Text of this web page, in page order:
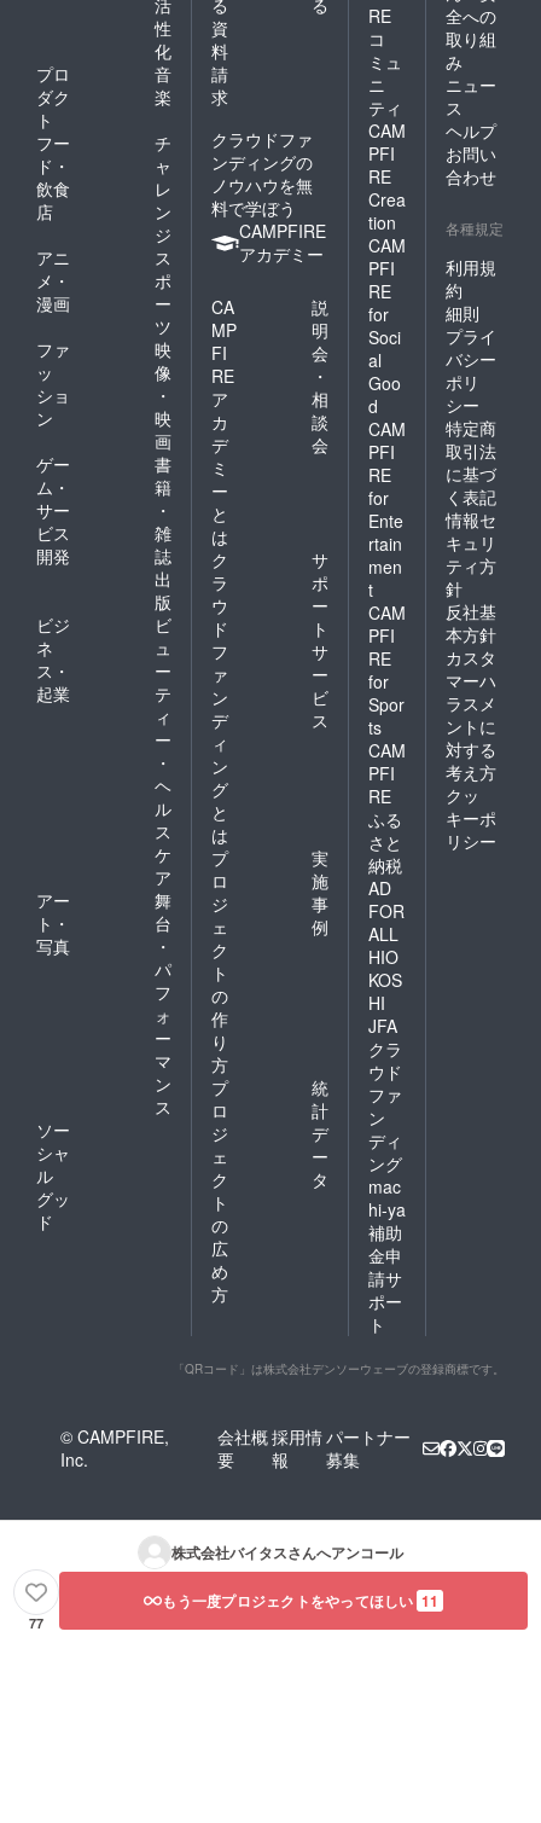
活
性
化
プロ
ダク
ト
音
楽
フー
ド・
飲食
店
チ
ャ
レ
ン
ジ
アニ
メ・
漫画
ス
ポ
ー
ツ
ファ
ッ
ショ
ン
映
像
・
映
画
ゲー
ム・
サー
ビス
開発
書
籍
・
雑
誌
出
版
ビジ
ネ
ス・
起業
ビ
ュ
ー
テ
ィ
ー
・
ヘ
ル
ス
ケ
ア
アー
ト・
写真
舞
台
・
パ
フ
ォ
ー
マ
ン
ス
ソー
シャ
ル
グッ
ド
る
る
資
料
請
求
クラウドファ
ンディングの
ノウハウを無
料で学ぼう
CAMPFIRE
アカデミー
CA
MP
FI
RE
ア
カ
デ
ミ
ー
と
は
説
明
会
・
相
談
会
ク
ラ
ウ
ド
フ
ァ
ン
デ
ィ
ン
グ
と
は
サ
ポ
ー
ト
サ
ー
ビ
ス
プ
ロ
ジ
ェ
ク
ト
の
作
り
方
実
施
事
例
プ
ロ
ジ
ェ
ク
ト
の
広
め
方
統
計
デ
ー
タ
RE
コ
ミュ
ニ
ティ
CAM
PFI
RE
Crea
tion
CAM
PFI
RE
for
Soci
al
Goo
d
CAM
PFI
RE
for
Ente
rtain
men
t
CAM
PFI
RE
for
Spor
ts
CAM
PFI
RE
ふる
さと
納税
AD
FOR
ALL
HIO
KOS
HI
JFA
クラ
ウド
ファ
ン
ディ
ング
mac
hi-ya
補助
金申
請サ
ポー
ト
全への
取り組
み
ニュー
ス
ヘルプ
お問い
合わせ
各種規定
利用規
約
細則
プライ
バシー
ポリ
シー
特定商
取引法
に基づ
く表記
情報セ
キュリ
ティ方
針
反社基
本方針
カスタ
マーハ
ラスメ
ントに
対する
考え方
クッ
キーポ
リシー
「QRコード」は株式会社デンソーウェーブの登録商標です。
© CAMPFIRE,
Inc.
会社概
要
採用情
報
パートナー
募集
株式会社バイタスさんへアンコール
77
もう一度プロジェクトをやってほしい 11